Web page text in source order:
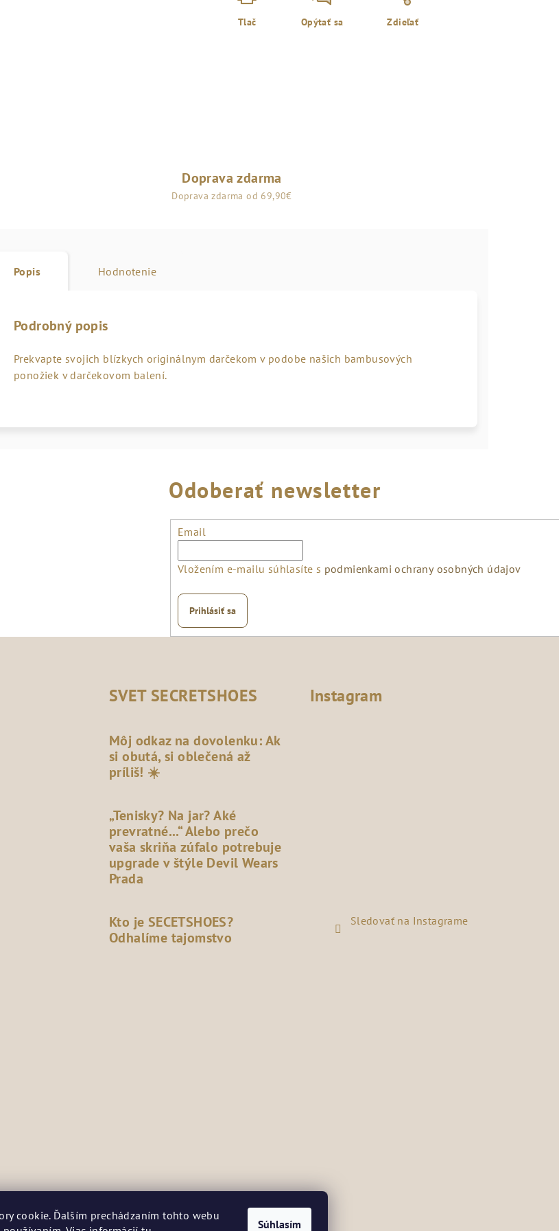
cookie. Ďalším prechádzaním tohto webu
Súhlasím
Tlač Opýtať sa Zdieľať
Doprava zdarma
Doprava zdarma od 69,90€
Popis Hodnotenie
Podrobný popis
Prekvapte svojich blízkych originálnym darčekom v podobe našich bambusových
ponožiek v darčekovom balení.
Odoberať newsletter
Email
Vložením e-mailu súhlasíte s podmienkami ochrany osobných údajov
Prihlásiť sa
SVET SECRETSHOES
Môj odkaz na dovolenku: Ak
si obutá, si oblečená až
príliš! ☀️
„Tenisky? Na jar? Aké
prevratné...“ Alebo prečo
vaša skriňa zúfalo potrebuje
upgrade v štýle Devil Wears
Prada
Kto je SECETSHOES?
Odhalíme tajomstvo
Instagram
Sledovať na Instagrame